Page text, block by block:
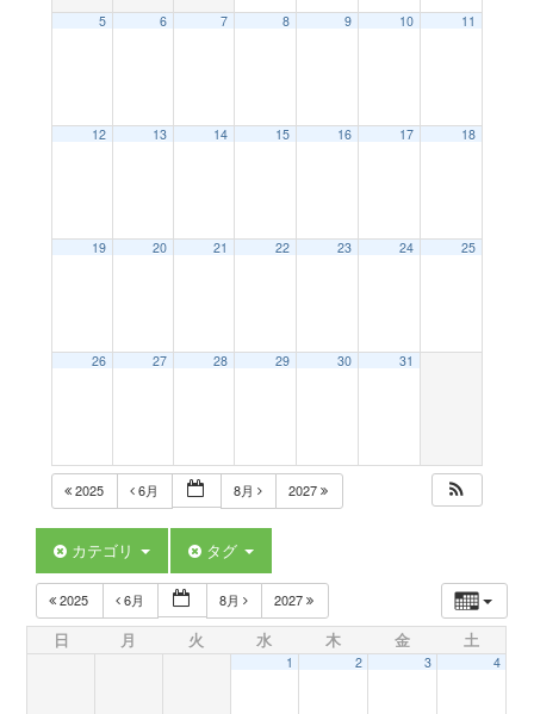
t
i
5 6 7 8 9 10 11
12 13 14 15 16 17 18
19 20 21 22 23 24 25
26 27 28 29 30 31
2025 6月 8月 2027
カテゴリ タグ
2025 6月 8月 2027
日 月 火 水 木 金 土
1 2 3 4